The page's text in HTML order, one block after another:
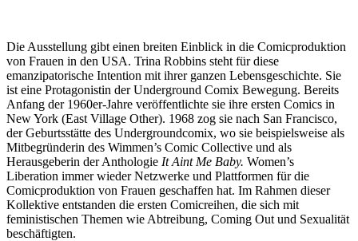
Die Ausstellung gibt einen breiten Einblick in die Comicproduktion
von Frauen in den USA. Trina Robbins steht für diese
emanzipatorische Intention mit ihrer ganzen Lebensgeschichte. Sie
ist eine Protagonistin der Underground Comix Bewegung. Bereits
Anfang der 1960er-Jahre veröffentlichte sie ihre ersten Comics in
New York (East Village Other). 1968 zog sie nach San Francisco,
der Geburtsstätte des Undergroundcomix, wo sie beispielsweise als
Mitbegründerin des Wimmen’s Comic Collective und als
Herausgeberin der Anthologie It Aint Me Baby. Women’s
Liberation immer wieder Netzwerke und Plattformen für die
Comicproduktion von Frauen geschaffen hat. Im Rahmen dieser
Kollektive entstanden die ersten Comicreihen, die sich mit
feministischen Themen wie Abtreibung, Coming Out und Sexualität
beschäftigten.